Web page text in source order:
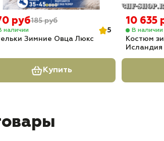
руб185 руб
наличии
5
Зимние Овца Люкс
Купить
10 635
В наличии
Костюм
Исландия